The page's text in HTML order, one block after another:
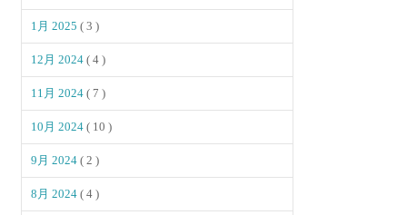
1月 2025( 3 )
12月 2024( 4 )
11月 2024( 7 )
10月 2024( 10 )
9月 2024( 2 )
8月 2024( 4 )